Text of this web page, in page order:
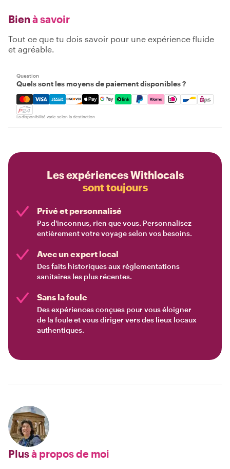
Bien à savoir
Tout ce que tu dois savoir pour une expérience fluide
et agréable.
Question
Quels sont les moyens de paiement disponibles ?
Mastercard, Visa, Amex, Discover, Apple Pay, Google
La disponibilité varie selon la destination
Les expériences Withlocals
sont toujours
Privé et personnalisé
Pas d'inconnus, rien que vous. Personnalisez
entièrement votre voyage selon vos besoins.
Avec un expert local
Des faits historiques aux réglementations
sanitaires les plus récentes.
Sans la foule
Des expériences conçues pour vous éloigner
de la foule et vous diriger vers des lieux locaux
authentiques.
Plusà propos de moi